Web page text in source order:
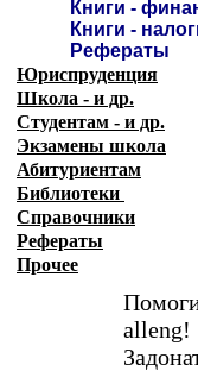
Книги -
Книги -
Рефераты
Юриспруденция
Школа - и др.
Студентам - и др.
Экзамены школа
Абитуриентам
Библиотеки
Справочники
Рефераты
Прочее
alleng!